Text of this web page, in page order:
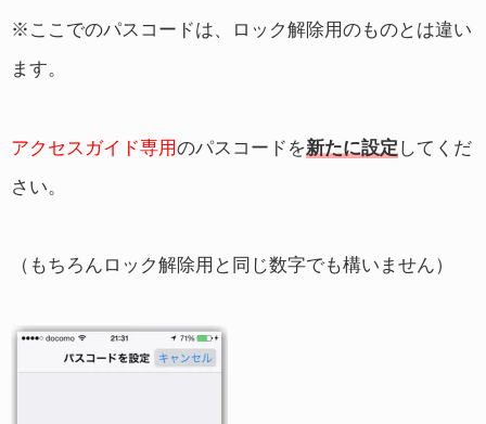
※ここでのパスコードは、ロック解除用のものとは違い
ます。
アクセスガイド専用のパスコードを新たに設定してくだ
さい。
（もちろんロック解除用と同じ数字でも構いません）